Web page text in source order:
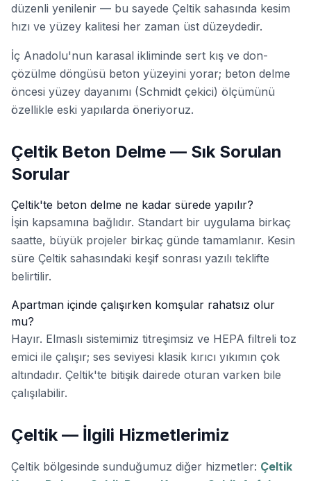
düzenli yenilenir — bu sayede Çeltik sahasında kesim
hızı ve yüzey kalitesi her zaman üst düzeydedir.
İç Anadolu'nun karasal ikliminde sert kış ve don-
çözülme döngüsü beton yüzeyini yorar; beton delme
öncesi yüzey dayanımı (Schmidt çekici) ölçümünü
özellikle eski yapılarda öneriyoruz.
Çeltik Beton Delme — Sık Sorulan
Sorular
Çeltik'te beton delme ne kadar sürede yapılır?
İşin kapsamına bağlıdır. Standart bir uygulama birkaç
saatte, büyük projeler birkaç günde tamamlanır. Kesin
süre Çeltik sahasındaki keşif sonrası yazılı teklifte
belirtilir.
Apartman içinde çalışırken komşular rahatsız olur
mu?
Hayır. Elmaslı sistemimiz titreşimsiz ve HEPA filtreli toz
emici ile çalışır; ses seviyesi klasik kırıcı yıkımın çok
altındadır. Çeltik'te bitişik dairede oturan varken bile
çalışılabilir.
Çeltik — İlgili Hizmetlerimiz
Çeltik bölgesinde sunduğumuz diğer hizmetler: Çeltik